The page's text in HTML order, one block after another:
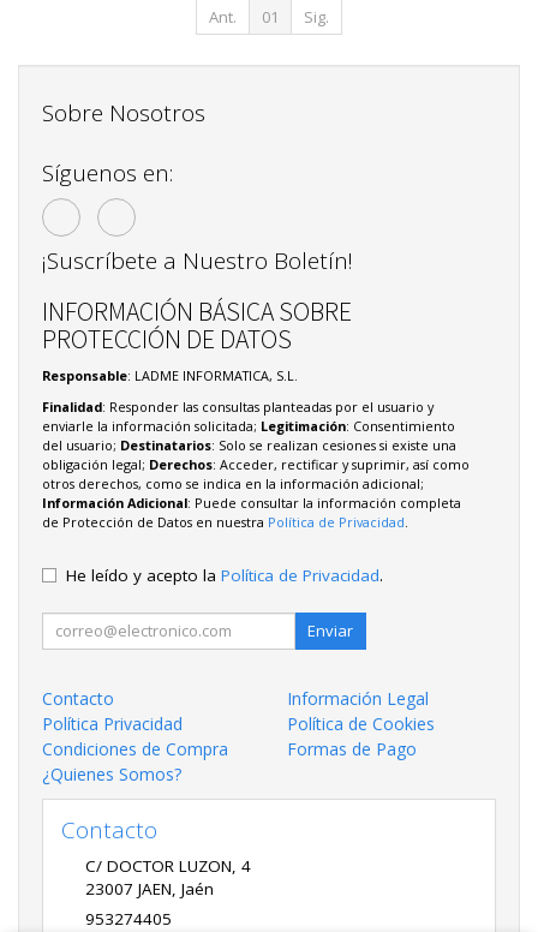
Ant. 01 Sig.
Sobre Nosotros
Síguenos en:
¡Suscríbete a Nuestro Boletín!
INFORMACIÓN BÁSICA SOBRE
PROTECCIÓN DE DATOS
Responsable: LADME INFORMATICA, S.L.
Finalidad: Responder las consultas planteadas por el usuario y
enviarle la información solicitada; Legitimación: Consentimiento
del usuario; Destinatarios: Solo se realizan cesiones si existe una
obligación legal; Derechos: Acceder, rectificar y suprimir, así como
otros derechos, como se indica en la información adicional;
Información Adicional: Puede consultar la información completa
de Protección de Datos en nuestra Política de Privacidad.
He leído y acepto la Política de Privacidad.
Enviar
Contacto
Información Legal
Política Privacidad
Política de Cookies
Condiciones de Compra
Formas de Pago
¿Quienes Somos?
Contacto
C/ DOCTOR LUZON, 4
23007 JAEN, Jaén
953274405